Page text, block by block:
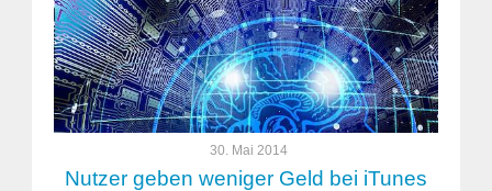
30. Mai 2014
Nutzer geben weniger Geld bei iTunes